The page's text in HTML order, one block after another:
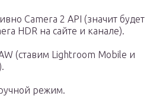
Camera 2 API (значит будет
HDR на сайте и канале).
(ставим Lightroom Mobile и
режим.